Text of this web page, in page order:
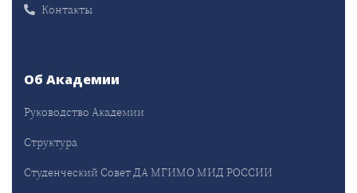
Контакты
Об Академии
Руководство Академии
Структура
Студенческий Совет ДА МГИМО МИД РОССИИ